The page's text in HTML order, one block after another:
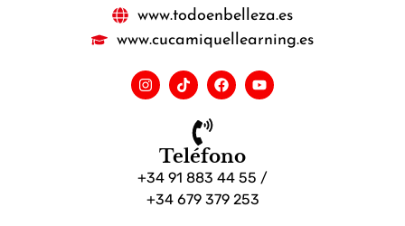
www.todoenbelleza.es
www.cucamiquellearning.es
Teléfono
+34 91 883 44 55 /
+34 679 379 253